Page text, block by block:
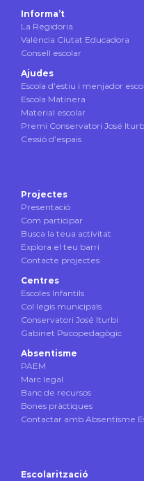
Informa’t
La Regidoria
València Ciutat Educadora
Consell escolar
Ajudes
Escola d’estiu i menjador
Escola Matinera
Material escolar
Premi Conservatori José
Cessió d’espais
Projectes
Presentació
Com participar
Busca la teua activitat
Explora el teu barri
Contacte projectes
Centres
Escoles Infantils
Col·legis municipals
Conservatori José Iturbi
Gabinet Psicopedagògic
Absentisme
PAEM
Marc legal
Banc de recursos
Bones pràctiques
Contactar amb Absentisme
Escolarització